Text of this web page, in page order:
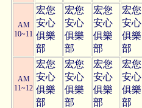
AM
10~11
宏您
安心
俱樂
部
宏您
安心
俱樂
部
宏您
安心
俱樂
部
宏您
安心
俱樂
部
AM
11~12
宏您
安心
俱樂
部
宏您
安心
俱樂
部
宏您
安心
俱樂
部
宏您
安心
俱樂
部